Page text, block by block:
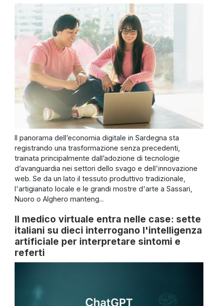
Il panorama dell’economia digitale in Sardegna sta
registrando una trasformazione senza precedenti,
trainata principalmente dall’adozione di tecnologie
d’avanguardia nei settori dello svago e dell'innovazione
web. Se da un lato il tessuto produttivo tradizionale,
l'artigianato locale e le grandi mostre d'arte a Sassari,
Nuoro o Alghero manteng...
Il medico virtuale entra nelle case: sette
italiani su dieci interrogano l'intelligenza
artificiale per interpretare sintomi e
referti